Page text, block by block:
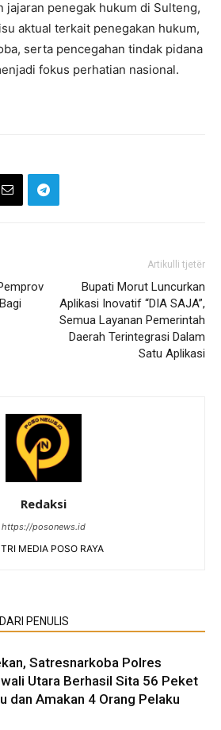
jajaran penegak hukum di Sulteng,
aktual terkait penegakan hukum,
serta pencegahan tindak pidana
fokus perhatian nasional.
Artikulli tjetër
Bupati Morut Luncurkan
Aplikasi Inovatif “DIA SAJA”,
Semua Layanan Pemerintah
Daerah Terintegrasi Dalam
Satu Aplikasi
Redaksi
https://posonews.id
MEDIA POSO RAYA
DARI PENULIS
Satresnarkoba Polres
Utara Berhasil Sita 56 Peket
dan Amakan 4 Orang Pelaku